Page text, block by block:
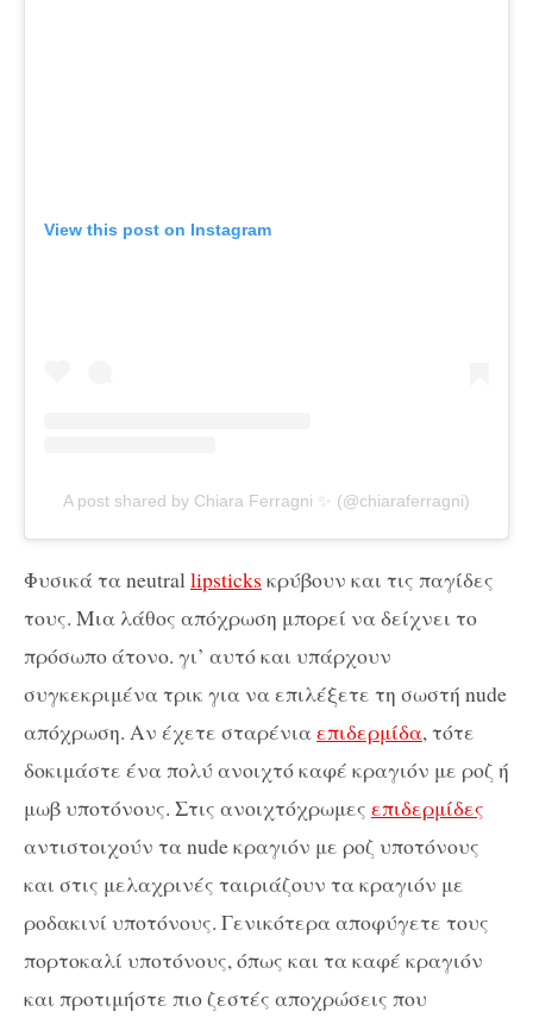
View this post on Instagram
A post shared by Chiara Ferragni ✨ (@chiaraferragni)
Φυσικά τα neutrallipsticks κρύβουν και τις παγίδες
τους. Μια λάθος απόχρωση μπορεί να δείχνει το
πρόσωπο άτονο. γι’ αυτό και υπάρχουν
συγκεκριμένα τρικ για να επιλέξετε τη σωστή nude
απόχρωση. Αν έχετε σταρένιαεπιδερμίδα, τότε
δοκιμάστε ένα πολύ ανοιχτό καφέ κραγιόν με ροζ ή
μωβ υποτόνους. Στις ανοιχτόχρωμες επιδερμίδες
αντιστοιχούν τα nude κραγιόν με ροζ υποτόνους
και στις μελαχρινές ταιριάζουν τα κραγιόν με
ροδακινί υποτόνους. Γενικότερα αποφύγετε τους
πορτοκαλί υποτόνους, όπως και τα καφέ κραγιόν
και προτιμήστε πιο ζεστές αποχρώσεις που